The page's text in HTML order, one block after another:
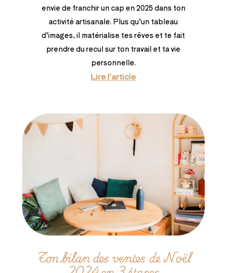
envie de franchir un cap en 2025 dans ton
activité artisanale. Plus qu’un tableau
d’images, il matérialise tes rêves et te fait
prendre du recul sur ton travail et ta vie
personnelle.
Lire l'article
Ton bilan des ventes de Noël